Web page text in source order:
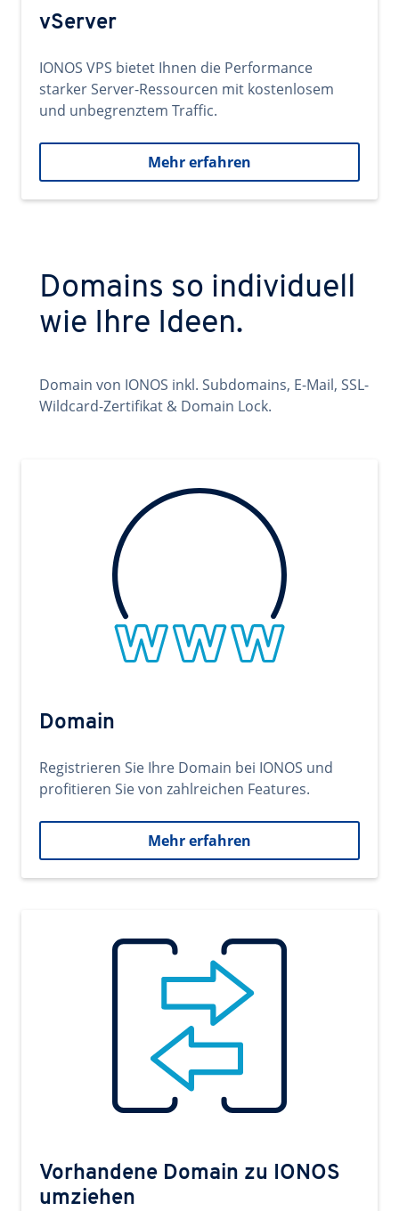
vServer
IONOS VPS bietet Ihnen die Performance
starker Server-Ressourcen mit kostenlosem
und unbegrenztem Traffic.
Mehr erfahren
Domains so individuell
wie Ihre Ideen.
Domain von IONOS inkl. Subdomains, E-Mail, SSL-
Wildcard-Zertifikat & Domain Lock.
Domain
Registrieren Sie Ihre Domain bei IONOS und
profitieren Sie von zahlreichen Features.
Mehr erfahren
Vorhandene Domain zu IONOS
umziehen